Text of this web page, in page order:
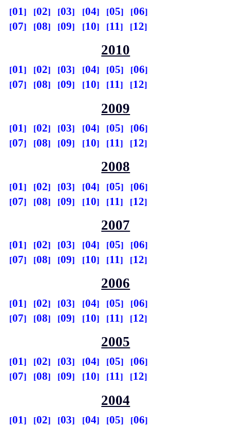
01 02 03 04 05
06
07
08 09 10 11 12
2010
01 02 03 04 05
06
07
08 09 10 11 12
2009
01 02 03 04 05
06
07
08 09 10 11 12
2008
01 02 03 04 05
06
07
08 09 10 11 12
2007
01 02 03 04 05
06
07
08 09 10 11 12
2006
01 02 03 04 05
06
07
08 09 10 11 12
2005
01 02 03 04 05
06
07
08 09 10 11 12
2004
01 02 03 04 05
06